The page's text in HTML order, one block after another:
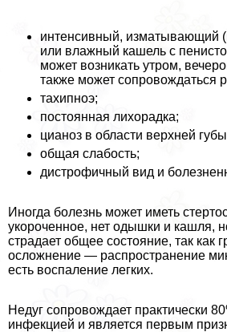
интенсивный, изматывающий
или влажный кашель с
может возникать утром,
также может сопровождаться
тахипноэ;
постоянная лихорадка;
цианоз в области верхней
общая слабость;
дистрофичный вид и
Иногда болезнь может иметь
укороченное, нет одышки и кашля,
страдает общее состояние, так как
осложнение — распространение
есть воспаление легких.
Недуг сопровождает пpaктически
инфекцией и является первым